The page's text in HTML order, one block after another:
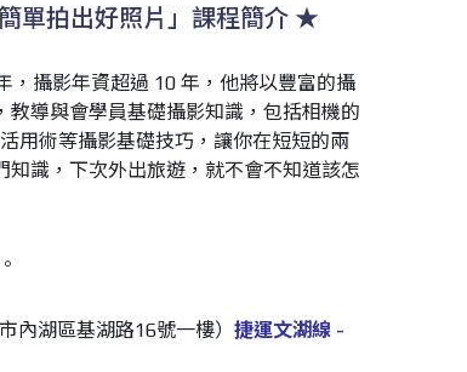
單拍出好照片」課程簡介 ★
，攝影年資超過 10 年，他將以豐富的攝
導與會學員基礎攝影知識，包括相機的
用術等攝影基礎技巧，讓你在短短的兩
識，下次外出旅遊，就不會不知道該怎
內湖區基湖路16號一樓） 捷運文湖線 -